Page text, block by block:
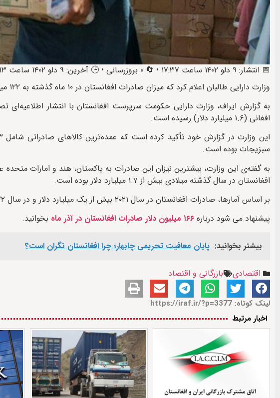
📅 انتشار: ۹ دلو ۱۴۰۲ ساعت ۱۷:۳۷ • 🔄 ۰ بروزرسانی • 🕒 آخرین: ۹ دلو ۱۴۰۲ ساعت ۲۳:۱۳
وزارت دارایی طالبان اعلام کرد که میزان صادرات افغانستان در ۱۰ ماه گذشته به ۱۲۲ میلیارد افغانی رسیده است.
افغانی (۱.۶ میلیارد دلار) رسیده است.
سبزیجات بوده است.
به گفته‌ی این وزارت، بیشترین نیزان این صادرات به پاکستان، هند و امارات
افغانستان در سال گذشته‌ میلادی بیش از ۱.۷ میلیارد دلار بوده است.
بر اساس آمارها، صادرات افغانستان در سال ۲۰۲۱ بیش از یک میلیارد دلار و در سال ۲۰۲۲ میلادی ۱.۸ میلیارد دلار بوده است.
پیشنهاد می شود درباره ۱۶۶ میلیون دلار صادرات افغانستان در آذر ماه بخوانید.
بیشتر بخوانید: پایان معافیت تحریمی‌ چابهار؛ چرا افغانستان نگران است؟
اقتصادی بازرگانی و اقتصاد
لینک کوتاه: https://iraf.ir/?p=3377
اخبار مرتبط